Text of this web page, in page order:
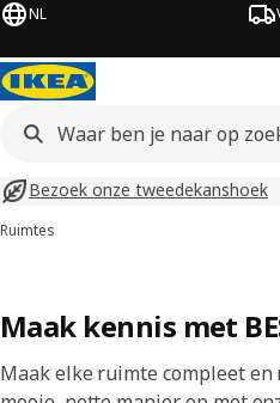
NL
Bezoek onze tweedekanshoek
Ruimtes
Maak kennis met
Maak elke ruimte compleet